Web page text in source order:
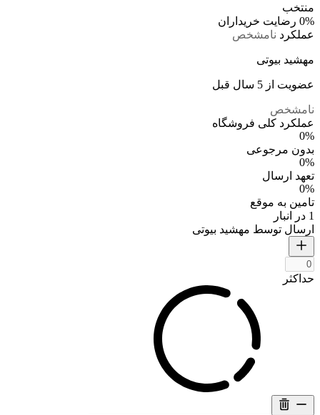
منتخب
0% رضایت خریداران
عملکرد نامشخص
مهشید بیوتی
عضویت از 5 سال قبل
نامشخص
عملکرد کلی فروشگاه
0%
بدون مرجوعی
0%
تعهد ارسال
0%
تامین به موقع
1 در انبار
ارسال توسط مهشید بیوتی
حداکثر